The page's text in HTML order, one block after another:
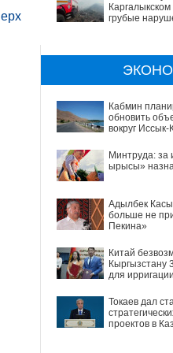
грубые
Кабмин
обновить
вокруг Иссык-
Минтруда: за
ырысы»
Адылбек
больше не
Пекина»
Китай
Кыргызстану
для ирригации
Токаев дал
проектов в